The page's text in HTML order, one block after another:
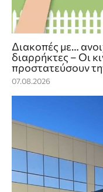
Διακοπές με…
διαρρήκτες – Οι
προστατεύσουν
07.08.2026